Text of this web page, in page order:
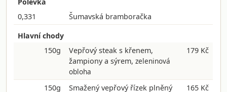
Polévka
0,331
Šumavská bramboračka
Hlavní chody
150g
Vepřový steak s křenem,
žampiony a sýrem,zeleninová
obloha
179 Kč
150g Smažený vepřový řízek plněný 165 Kč